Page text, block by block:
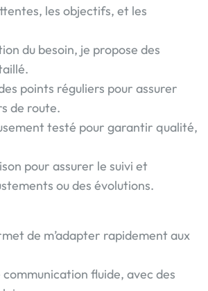
les objectifs, et les
du besoin, je propose des
points réguliers pour assurer
de route.
testé pour garantir qualité,
pour assurer le suivi et
ou des évolutions.
de m’adapter rapidement aux
fluide, avec des